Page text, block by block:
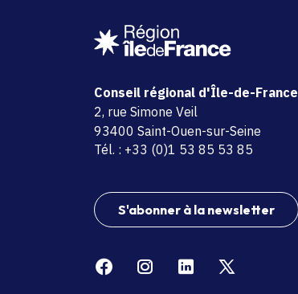
Conseil régional d'Île-de-France
adresse
2, rue Simone Veil
code postal et commune
93400 Saint-Ouen-sur-Seine
Tél. : +33 (0)1 53 85 53 85
S'abonner à la newsletter
FacebookInstagramLinkedin